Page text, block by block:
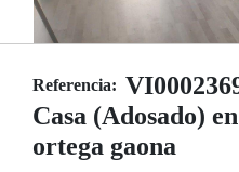
Referencia:
Casa (Adosado)
ortega gaona